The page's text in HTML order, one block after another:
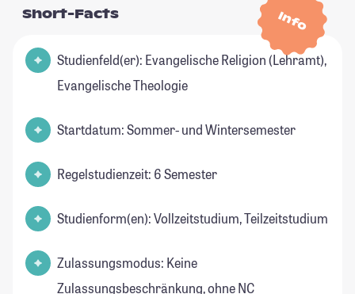
Info
Short-Facts
Studienfeld(er): Evangelische Religion (Lehramt),
Evangelische Theologie
Startdatum: Sommer- und Wintersemester
Regelstudienzeit: 6 Semester
Studienform(en): Vollzeitstudium, Teilzeitstudium
Zulassungsmodus: Keine
Zulassungsbeschränkung, ohne NC